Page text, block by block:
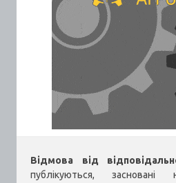
Відмова від
публікуються,